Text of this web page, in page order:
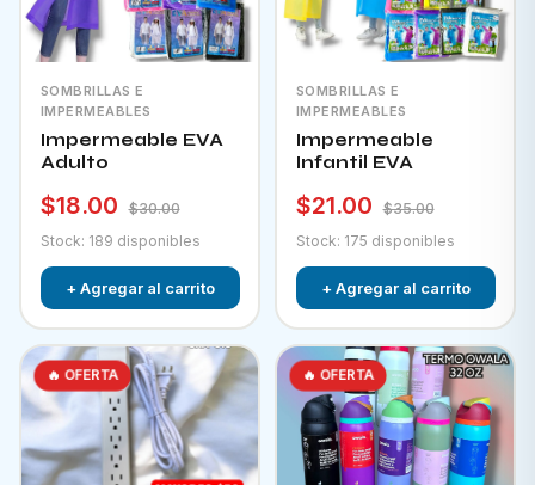
SOMBRILLAS E
IMPERMEABLES
Impermeable EVA
Adulto
$18.00
$30.00
Stock: 189 disponibles
+ Agregar al carrito
SOMBRILLAS E
IMPERMEABLES
Impermeable
Infantil EVA
$21.00
$35.00
Stock: 175 disponibles
+ Agregar al carrito
🔥 OFERTA 🔥 OFERTA